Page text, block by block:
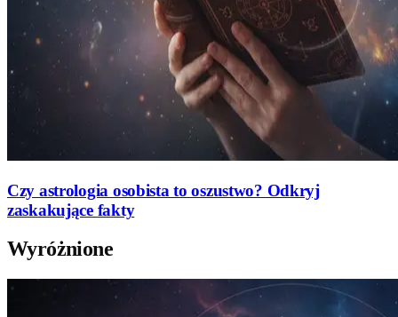
Czy astrologia osobista to oszustwo? Odkryj
zaskakujące fakty
Wyróżnione